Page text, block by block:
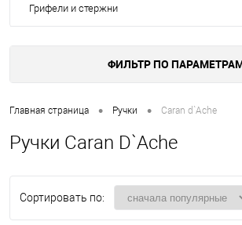
Грифели и стержни
ФИЛЬТР ПО
Главная страница • Ручки • Caran d`Ache
Ручки Caran D`Ache
Сортировать по: